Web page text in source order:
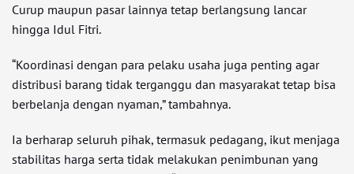
Curup maupun pasar lainnya tetap berlangsung lancar
hingga Idul Fitri.
“Koordinasi dengan para pelaku usaha juga penting agar
distribusi barang tidak terganggu dan masyarakat tetap bisa
berbelanja dengan nyaman,” tambahnya.
Ia berharap seluruh pihak, termasuk pedagang, ikut menjaga
stabilitas harga serta tidak melakukan penimbunan yang